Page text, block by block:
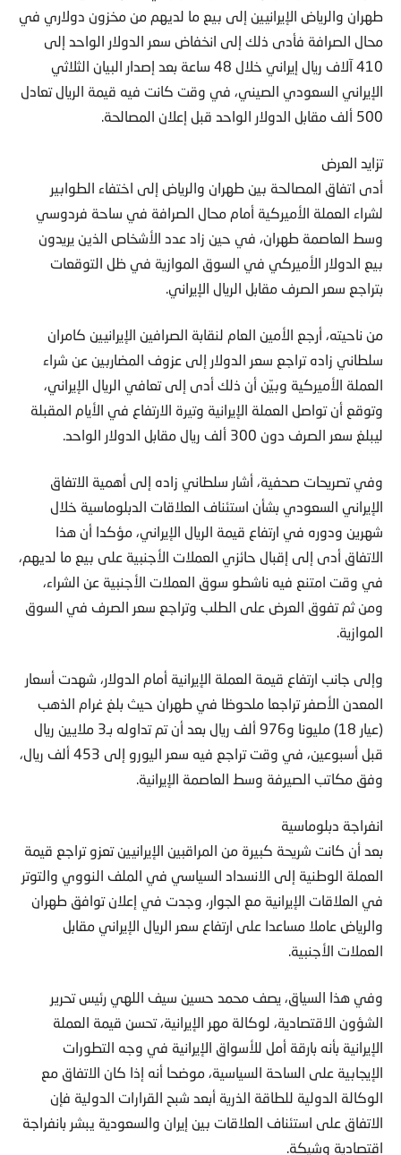
طهران والرياض الإيرانيين إلى بيع ما لديهم من مخزون دولاري في
محال الصرافة فأدى ذلك إلى انخفاض سعر الدولار الواحد إلى
410 آلاف ريال إيراني خلال 48 ساعة بعد إصدار البيان الثلاثي
الإيراني السعودي الصيني، في وقت كانت فيه قيمة الريال تعادل
500 ألف مقابل الدولار الواحد قبل إعلان المصالحة.
تزايد العرض
أدى اتفاق المصالحة بين طهران والرياض إلى اختفاء الطوابير
لشراء العملة الأميركية أمام محال الصرافة في ساحة فردوسي
وسط العاصمة طهران، في حين زاد عدد الأشخاص الذين يريدون
بيع الدولار الأميركي في السوق الموازية في ظل التوقعات
بتراجع سعر الصرف مقابل الريال الإيراني.
من ناحيته، أرجع الأمين العام لنقابة الصرافين الإيرانيين كامران
سلطاني زاده تراجع سعر الدولار إلى عزوف المضاربين عن شراء
العملة الأميركية وبيّن أن ذلك أدى إلى تعافي الريال الإيراني،
وتوقع أن تواصل العملة الإيرانية وتيرة الارتفاع في الأيام المقبلة
ليبلغ سعر الصرف دون 300 ألف ريال مقابل الدولار الواحد.
وفي تصريحات صحفية، أشار سلطاني زاده إلى أهمية الاتفاق
الإيراني السعودي بشأن استئناف العلاقات الدبلوماسية خلال
شهرين ودوره في ارتفاع قيمة الريال الإيراني، مؤكدا أن هذا
الاتفاق أدى إلى إقبال حائزي العملات الأجنبية على بيع ما لديهم،
في وقت امتنع فيه ناشطو سوق العملات الأجنبية عن الشراء،
ومن ثم تفوق العرض على الطلب وتراجع سعر الصرف في السوق
الموازية.
وإلى جانب ارتفاع قيمة العملة الإيرانية أمام الدولار، شهدت أسعار
المعدن الأصفر تراجعا ملحوظا في طهران حيث بلغ غرام الذهب
(عيار 18) ملیونا و976 ألف ريال بعد أن تم تداوله بـ3 ملايين ريال
قبل أسبوعين، في وقت تراجع فيه سعر اليورو إلی 453 ألف ريال،
وفق مكاتب الصيرفة وسط العاصمة الإيرانية.
انفراجة دبلوماسية
بعد أن كانت شريحة كبيرة من المراقبين الإيرانيين تعزو تراجع قيمة
العملة الوطنية إلى الانسداد السياسي في الملف النووي والتوتر
في العلاقات الإيرانية مع الجوار، وجدت في إعلان توافق طهران
والرياض عاملا مساعدا على ارتفاع سعر الريال الإيراني مقابل
العملات الأجنبية.
وفي هذا السياق، يصف محمد حسين سيف اللهي رئيس تحرير
الشؤون الاقتصادية، لوكالة مهر الإيرانية، تحسن قيمة العملة
الإيرانية بأنه بارقة أمل للأسواق الإيرانية في وجه التطورات
الإيجابية على الساحة السياسية، موضحا أنه إذا كان الاتفاق مع
الوكالة الدولية للطاقة الذرية أبعد شبح القرارات الدولية فإن
الاتفاق على استئناف العلاقات بين إيران والسعودية يبشر بانفراجة
اقتصادية وشيكة.